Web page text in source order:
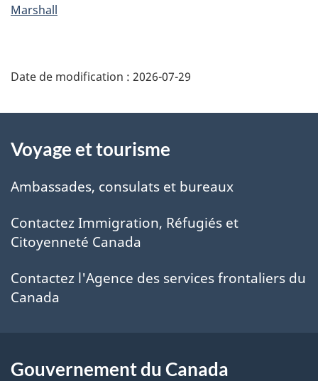
Marshall
Date de modification : 2026-07-29
propos
de
ce
site
Voyage et tourisme
Ambassades, consulats et bureaux
Contactez Immigration, Réfugiés et
Citoyenneté Canada
Contactez l'Agence des services frontaliers du
Canada
Gouvernement du Canada